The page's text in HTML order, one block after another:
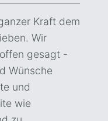
Kraft dem
Wir
gesagt -
Wünsche
und
wie